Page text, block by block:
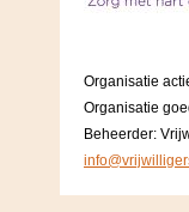
Organisatie
Organisatie
Beheerder: